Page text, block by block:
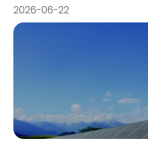
2026-06-22